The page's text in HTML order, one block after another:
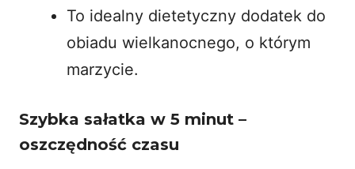
To idealny dietetyczny dodatek do
obiadu wielkanocnego, o którym
marzycie.
Szybka sałatka w 5 minut –
oszczędność czasu